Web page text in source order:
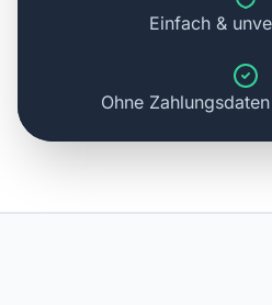
Einfach &
Ohne